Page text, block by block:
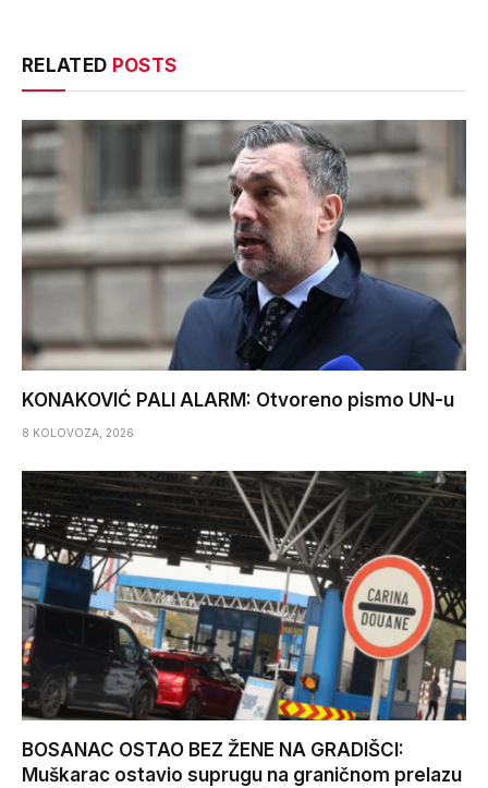
RELATED POSTS
KONAKOVIĆ PALI ALARM: Otvoreno pismo UN-u
8 KOLOVOZA, 2026
BOSANAC OSTAO BEZ ŽENE NA GRADIŠCI:
Muškarac ostavio suprugu na graničnom prelazu